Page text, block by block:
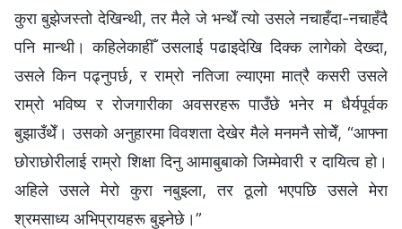
कुरा बुझेजस्तो देखिन्थी, तर मैले जे भन्थेँ त्यो उसले नचाहँदा-नचाहँदै
पनि मान्थी। कहिलेकाहीँ उसलाई पढाइदेखि दिक्क लागेको देख्दा,
उसले किन पढ्नुपर्छ, र राम्रो नतिजा ल्याएमा मात्रै कसरी उसले
राम्रो भविष्य र रोजगारीका अवसरहरू पाउँछे भनेर म धैर्यपूर्वक
बुझाउँथेँ। उसको अनुहारमा विवशता देखेर मैले मनमनै सोचेँ, “आफ्ना
छोराछोरीलाई राम्रो शिक्षा दिनु आमाबुबाको जिम्मेवारी र दायित्व हो।
अहिले उसले मेरो कुरा नबुझ्ला, तर ठूलो भएपछि उसले मेरा
श्रमसाध्य अभिप्रायहरू बुझ्नेछे।”